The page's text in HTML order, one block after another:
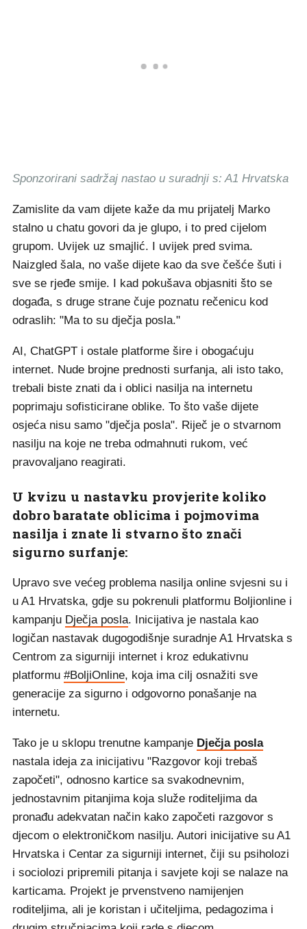
Sponzorirani sadržaj nastao u suradnji s: A1 Hrvatska
Zamislite da vam dijete kaže da mu prijatelj Marko
stalno u chatu govori da je glupo, i to pred cijelom
grupom. Uvijek uz smajlić. I uvijek pred svima.
Naizgled šala, no vaše dijete kao da sve češće šuti i
sve se rjeđe smije. I kad pokušava objasniti što se
događa, s druge strane čuje poznatu rečenicu kod
odraslih: "Ma to su dječja posla."
AI, ChatGPT i ostale platforme šire i obogaćuju
internet. Nude brojne prednosti surfanja, ali isto tako,
trebali biste znati da i oblici nasilja na internetu
poprimaju sofisticirane oblike. To što vaše dijete
osjeća nisu samo "dječja posla". Riječ je o stvarnom
nasilju na koje ne treba odmahnuti rukom, već
pravovaljano reagirati.
U kvizu u nastavku provjerite koliko
dobro baratate oblicima i pojmovima
nasilja i znate li stvarno što znači
sigurno surfanje:
Upravo sve većeg problema nasilja online svjesni su i
u A1 Hrvatska, gdje su pokrenuli platformu Boljionline i
kampanju Dječja posla. Inicijativa je nastala kao
logičan nastavak dugogodišnje suradnje A1 Hrvatska s
Centrom za sigurniji internet i kroz edukativnu
platformu #BoljiOnline, koja ima cilj osnažiti sve
generacije za sigurno i odgovorno ponašanje na
internetu.
Tako je u sklopu trenutne kampanje Dječja posla
nastala ideja za inicijativu "Razgovor koji trebaš
započeti", odnosno kartice sa svakodnevnim,
jednostavnim pitanjima koja služe roditeljima da
pronađu adekvatan način kako započeti razgovor s
djecom o elektroničkom nasilju. Autori inicijative su A1
Hrvatska i Centar za sigurniji internet, čiji su psiholozi
i sociolozi pripremili pitanja i savjete koji se nalaze na
karticama. Projekt je prvenstveno namijenjen
roditeljima, ali je koristan i učiteljima, pedagozima i